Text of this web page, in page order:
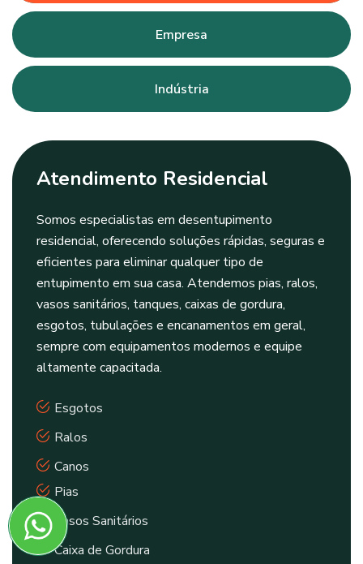
Empresa
Indústria
Atendimento Residencial
Somos especialistas em desentupimento
residencial, oferecendo soluções rápidas, seguras e
eficientes para eliminar qualquer tipo de
entupimento em sua casa. Atendemos pias, ralos,
vasos sanitários, tanques, caixas de gordura,
esgotos, tubulações e encanamentos em geral,
sempre com equipamentos modernos e equipe
altamente capacitada.
Esgotos
Ralos
Canos
Pias
Vasos Sanitários
Caixa de Gordura